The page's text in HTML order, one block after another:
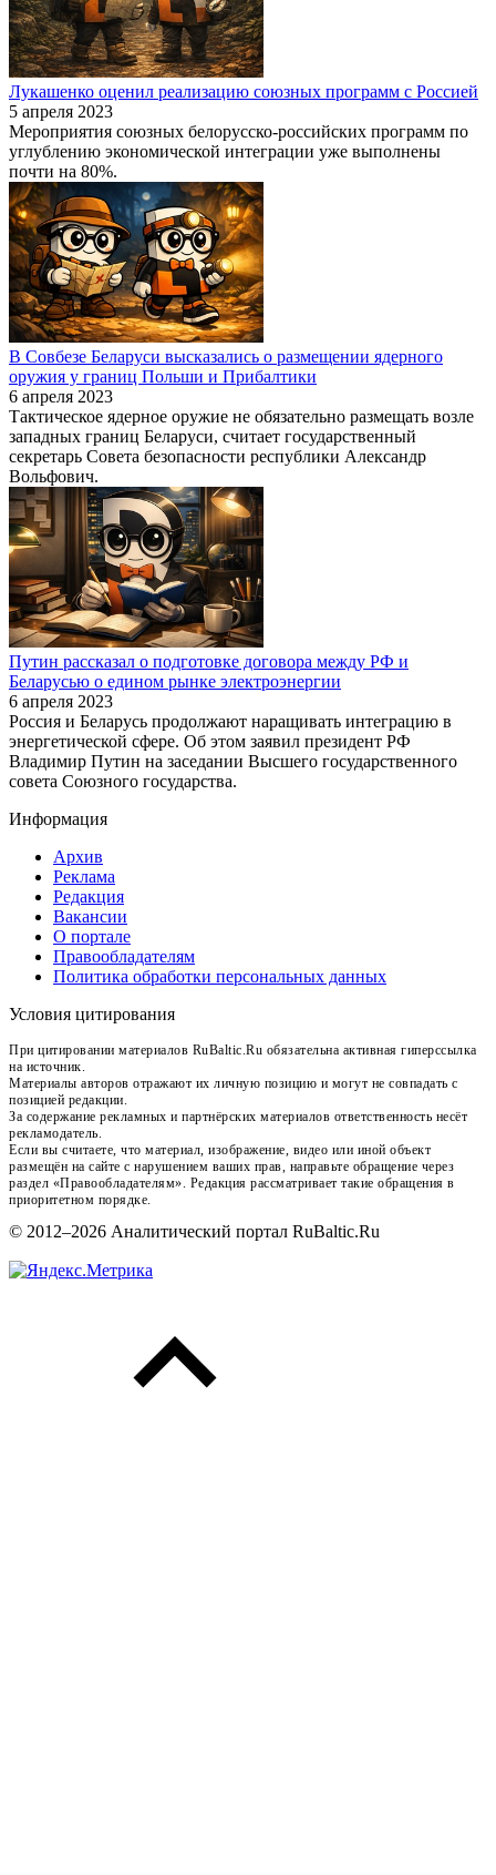
Лукашенко оценил реализацию союзных программ с Россией
5 апреля 2023
Мероприятия союзных белорусско-российских программ по
углублению экономической интеграции уже выполнены
почти на 80%.
В Совбезе Беларуси высказались о размещении ядерного
оружия у границ Польши и Прибалтики
6 апреля 2023
Тактическое ядерное оружие не обязательно размещать возле
западных границ Беларуси, считает государственный
секретарь Совета безопасности республики Александр
Вольфович.
Путин рассказал о подготовке договора между РФ и
Беларусью о едином рынке электроэнергии
6 апреля 2023
Россия и Беларусь продолжают наращивать интеграцию в
энергетической сфере. Об этом заявил президент РФ
Владимир Путин на заседании Высшего государственного
совета Союзного государства.
Информация
Архив
Реклама
Редакция
Вакансии
О портале
Правообладателям
Политика обработки персональных данных
Условия цитирования
При цитировании материалов RuBaltic.Ru обязательна активная гиперссылка
на источник.
Материалы авторов отражают их личную позицию и могут не совпадать с
позицией редакции.
За содержание рекламных и партнёрских материалов ответственность несёт
рекламодатель.
Если вы считаете, что материал, изображение, видео или иной объект
размещён на сайте с нарушением ваших прав, направьте обращение через
раздел «Правообладателям». Редакция рассматривает такие обращения в
приоритетном порядке.
© 2012–2026 Аналитический портал RuBaltic.Ru